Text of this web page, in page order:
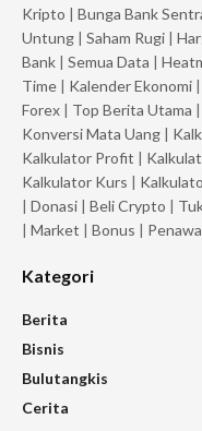
Kripto | Bunga Bank
Untung | Saham Rugi |
Bank | Semua Data |
Time | Kalender Ekonomi |
Forex | Top Berita Utama |
Konversi Mata Uang |
Kalkulator Profit |
Kalkulator Kurs |
| Donasi | Beli Crypto |
| Market | Bonus |
Kategori
Berita
Bisnis
Bulutangkis
Cerita